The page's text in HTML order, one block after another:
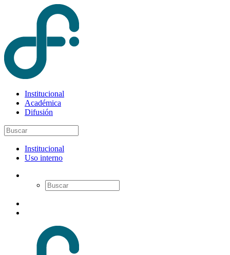
Institucional
Académica
Difusión
Institucional
Uso interno